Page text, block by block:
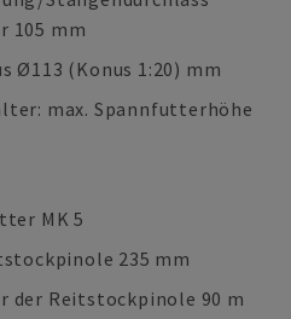
105 mm
Ø113 (Konus 1:20) mm
max. Spannfutterhöhe
MK 5
235 mm
der Reitstockpinole 90 m